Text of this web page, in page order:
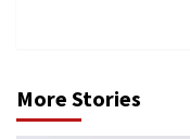
More Stories